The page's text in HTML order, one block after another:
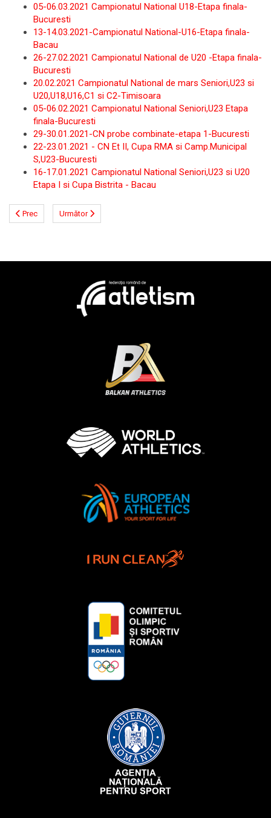
05-06.03.2021 Campionatul National U18-Etapa finala-
Bucuresti
13-14.03.2021-Campionatul National-U16-Etapa finala-
Bacau
26-27.02.2021 Campionatul National de U20 -Etapa finala-
Bucuresti
20.02.2021 Campionatul National de mars Seniori,U23 si
U20,U18,U16,C1 si C2-Timisoara
05-06.02.2021 Campionatul National Seniori,U23 Etapa
finala-Bucuresti
29-30.01.2021-CN probe combinate-etapa 1-Bucuresti
22-23.01.2021 - CN Et II, Cupa RMA si Camp.Municipal
S,U23-Bucuresti
16-17.01.2021 Campionatul National Seniori,U23 si U20
Etapa I si Cupa Bistrita - Bacau
Prec Următor